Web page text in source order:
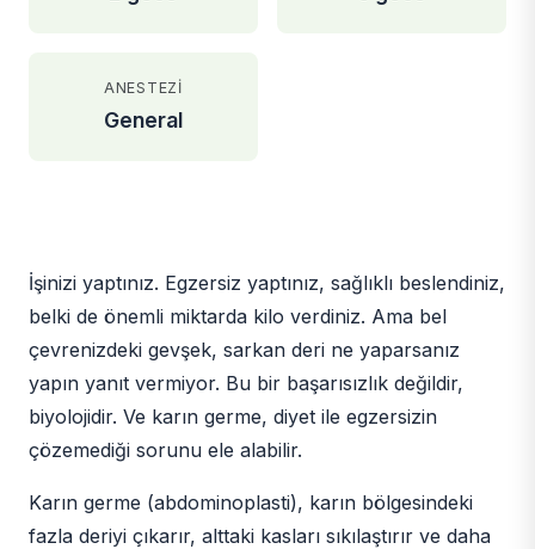
ANESTEZI
General
İşinizi yaptınız. Egzersiz yaptınız, sağlıklı beslendiniz,
belki de önemli miktarda kilo verdiniz. Ama bel
çevrenizdeki gevşek, sarkan deri ne yaparsanız
yapın yanıt vermiyor. Bu bir başarısızlık değildir,
biyolojidir. Ve karın germe, diyet ile egzersizin
çözemediği sorunu ele alabilir.
Karın germe (abdominoplasti), karın bölgesindeki
fazla deriyi çıkarır, alttaki kasları sıkılaştırır ve daha